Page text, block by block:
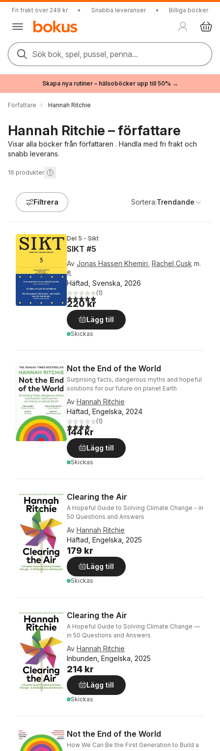
Fri frakt över 249 kr • Snabba leveranser • Billiga böcker
Sök bok, spel, pussel, penna...
Skapa nya rutiner – hälsoböcker upp till 50% →
Författare Hannah Ritchie
Hannah Ritchie – författare
Visar alla böcker från författaren . Handla med fri frakt och
snabb leverans.
16 produkter
Filtrera Sortera:Trendande
Del 5 - Sikt
SIKT #5
Av Jonas Hassen Khemiri Rachel Cusk m.
fl.
Häftad, Svenska, 2026
5,0utav 5 stjärnor. Totalt antal röster:
(1)
220 kr
Lägg till
Skickas
Not the End of the World
Surprising facts, dangerous myths and hopeful
solutions for our future on planet Earth
Av Hannah Ritchie
Häftad, Engelska, 2024
4,0utav 5 stjärnor. Totalt antal röster:
(1)
144 kr
Lägg till
Skickas
Clearing the Air
A Hopeful Guide to Solving Climate Change - in
50 Questions and Answers
Av Hannah Ritchie
Häftad, Engelska, 2025
179 kr
Lägg till
Skickas
Clearing the Air
A Hopeful Guide to Solving Climate Change —
in 50 Questions and Answers
Av Hannah Ritchie
Inbunden, Engelska, 2025
214 kr
Lägg till
Skickas
Not the End of the World
How We Can Be the First Generation to Build a